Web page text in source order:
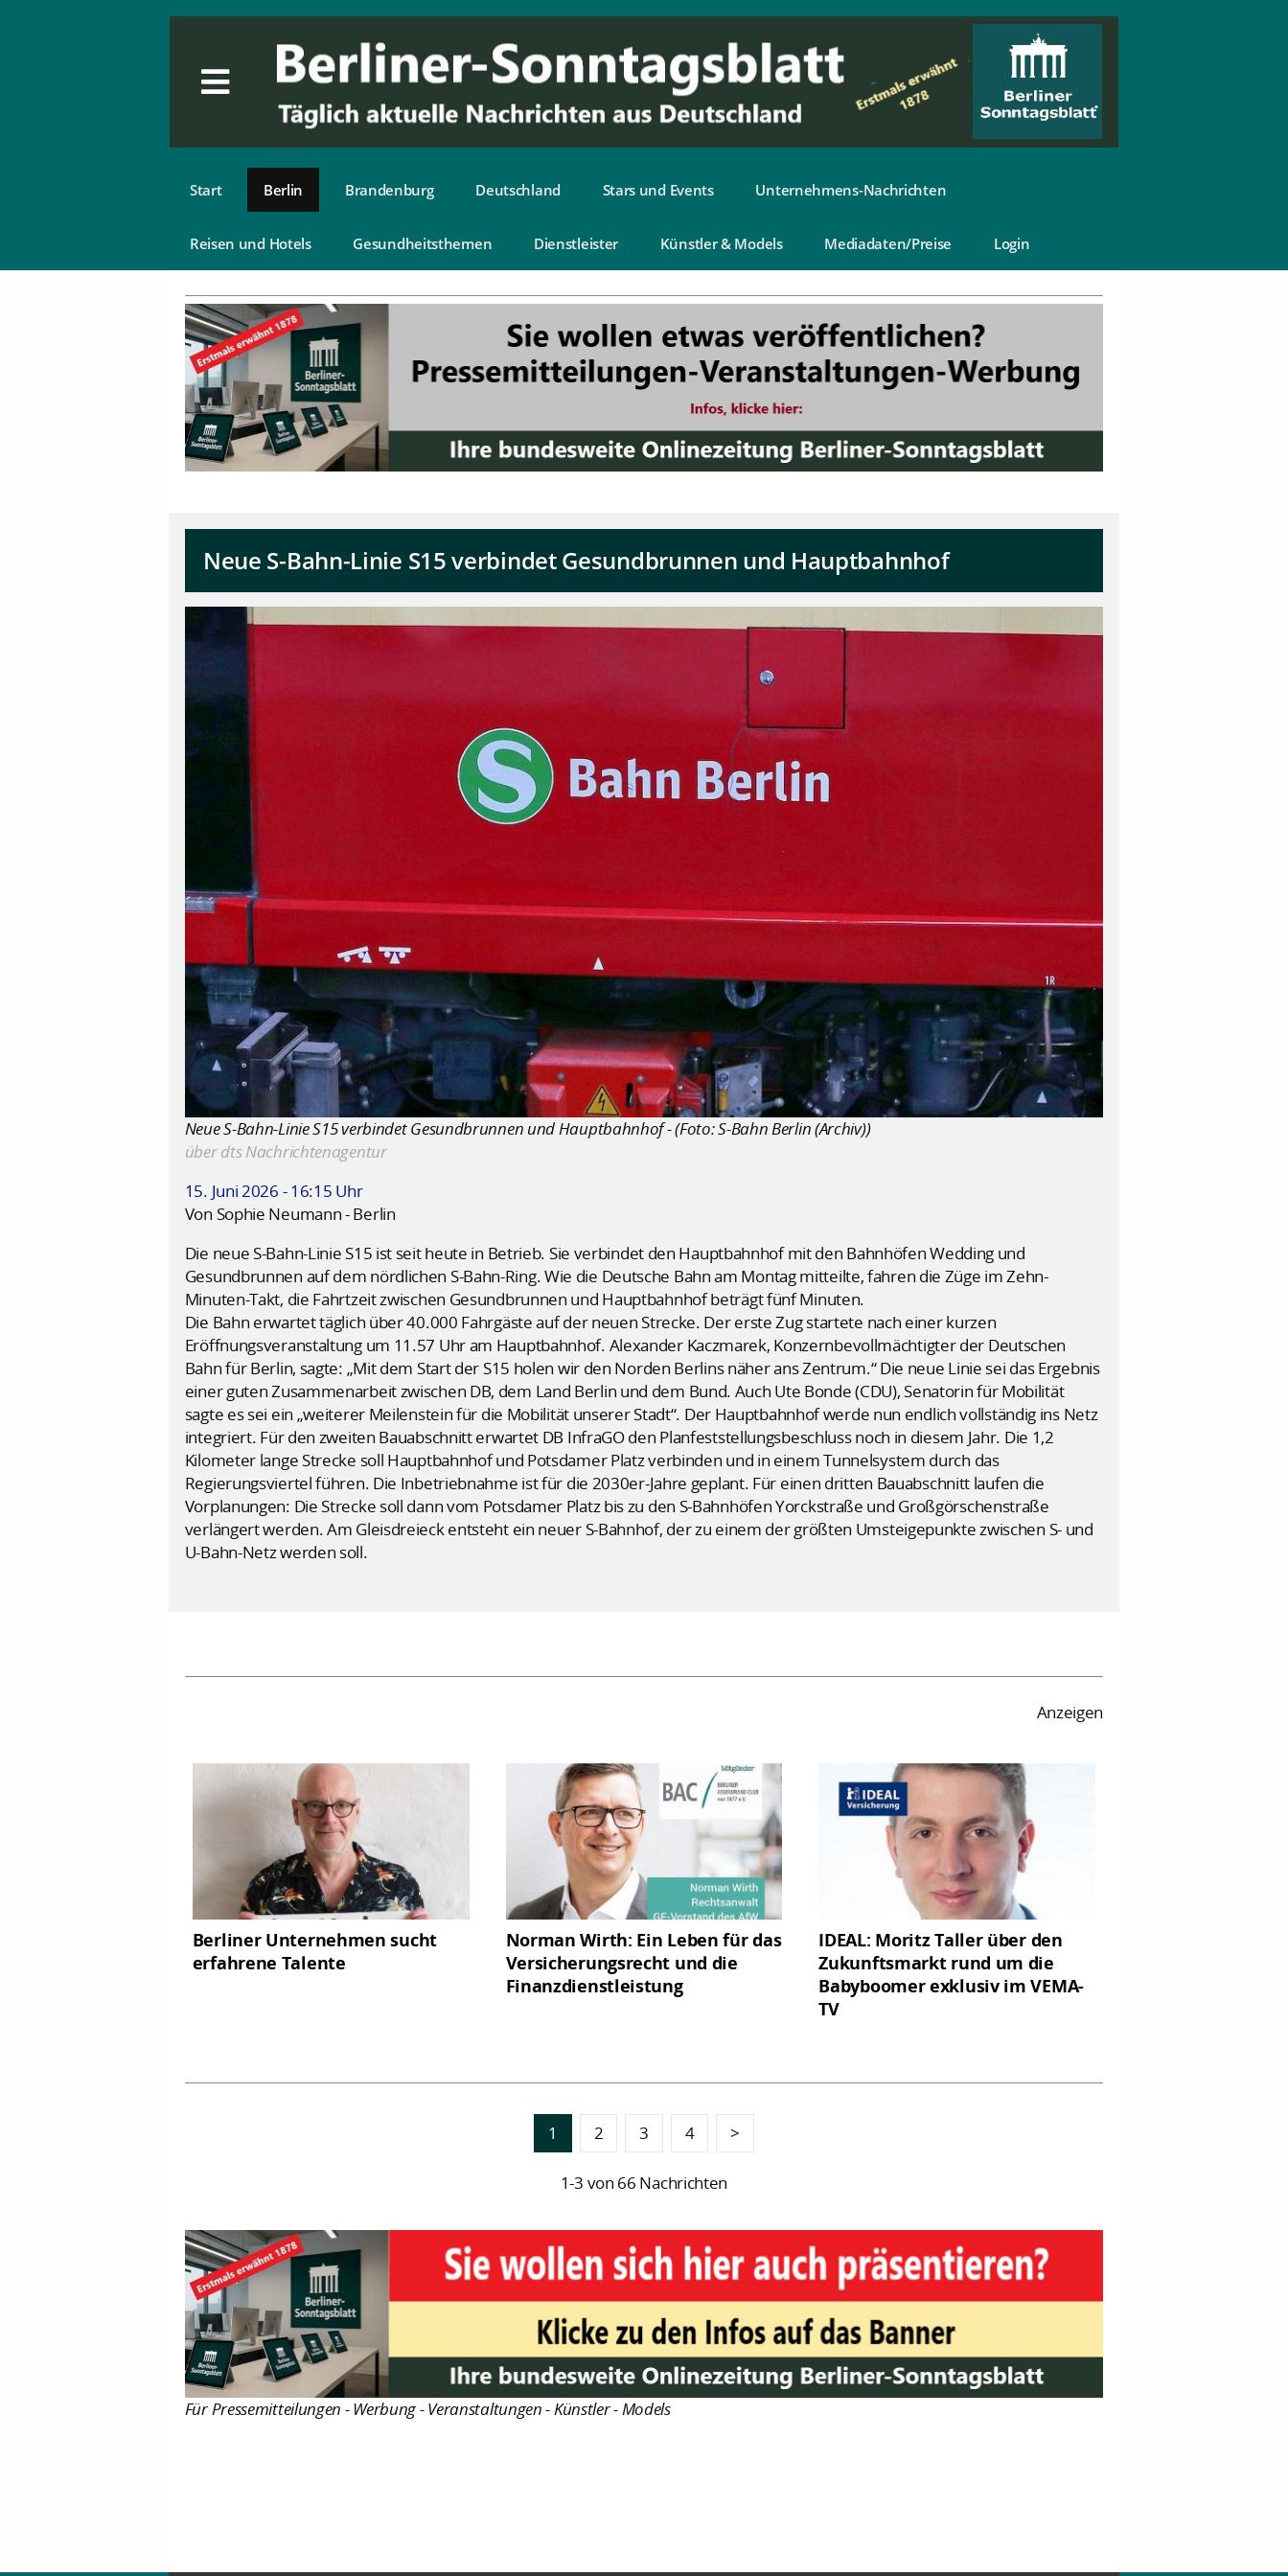
Start Berlin Brandenburg Deutschland Stars und Events Unternehmens-Nachrichten
Reisen und Hotels Gesundheitsthemen Dienstleister Künstler & Models Mediadaten/Preise Login
Neue S-Bahn-Linie S15 verbindet Gesundbrunnen und Hauptbahnhof
Neue S-Bahn-Linie S15 verbindet Gesundbrunnen und Hauptbahnhof - (Foto: S-Bahn Berlin (Archiv))
über dts Nachrichtenagentur
15. Juni 2026 - 16:15 Uhr
Von Sophie Neumann - Berlin
Die neue S-Bahn-Linie S15 ist seit heute in Betrieb. Sie verbindet den Hauptbahnhof mit den Bahnhöfen Wedding und
Gesundbrunnen auf dem nördlichen S-Bahn-Ring. Wie die Deutsche Bahn am Montag mitteilte, fahren die Züge im Zehn-
Minuten-Takt, die Fahrtzeit zwischen Gesundbrunnen und Hauptbahnhof beträgt fünf Minuten.
Die Bahn erwartet täglich über 40.000 Fahrgäste auf der neuen Strecke. Der erste Zug startete nach einer kurzen
Eröffnungsveranstaltung um 11.57 Uhr am Hauptbahnhof. Alexander Kaczmarek, Konzernbevollmächtigter der Deutschen
Bahn für Berlin, sagte: „Mit dem Start der S15 holen wir den Norden Berlins näher ans Zentrum.“ Die neue Linie sei das Ergebnis
einer guten Zusammenarbeit zwischen DB, dem Land Berlin und dem Bund. Auch Ute Bonde (CDU), Senatorin für Mobilität
sagte es sei ein „weiterer Meilenstein für die Mobilität unserer Stadt“. Der Hauptbahnhof werde nun endlich vollständig ins Netz
integriert. Für den zweiten Bauabschnitt erwartet DB InfraGO den Planfeststellungsbeschluss noch in diesem Jahr. Die 1,2
Kilometer lange Strecke soll Hauptbahnhof und Potsdamer Platz verbinden und in einem Tunnelsystem durch das
Regierungsviertel führen. Die Inbetriebnahme ist für die 2030er-Jahre geplant. Für einen dritten Bauabschnitt laufen die
Vorplanungen: Die Strecke soll dann vom Potsdamer Platz bis zu den S-Bahnhöfen Yorckstraße und Großgörschenstraße
verlängert werden. Am Gleisdreieck entsteht ein neuer S-Bahnhof, der zu einem der größten Umsteigepunkte zwischen S- und
U-Bahn-Netz werden soll.
Anzeigen
Berliner Unternehmen sucht
erfahrene Talente
Norman Wirth: Ein Leben für das
Versicherungsrecht und die
Finanzdienstleistung
IDEAL: Moritz Taller über den
Zukunftsmarkt rund um die
Babyboomer exklusiv im VEMA-
TV
1 2 3 4 >
1-3 von 66 Nachrichten
Für Pressemitteilungen - Werbung - Veranstaltungen - Künstler - Models